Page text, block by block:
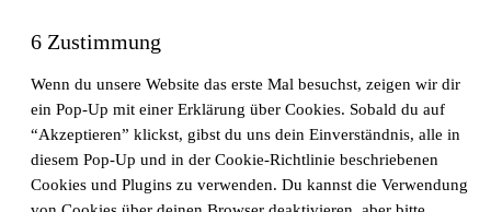
Pflegefachpersonen in der Schweiz bevorzugt?
6 Zustimmung
Wenn du unsere Website das erste Mal besuchst, zeigen wir dir
ein Pop-Up mit einer Erklärung über Cookies. Sobald du auf
“Akzeptieren” klickst, gibst du uns dein Einverständnis, alle in
diesem Pop-Up und in der Cookie-Richtlinie beschriebenen
Cookies und Plugins zu verwenden. Du kannst die Verwendung